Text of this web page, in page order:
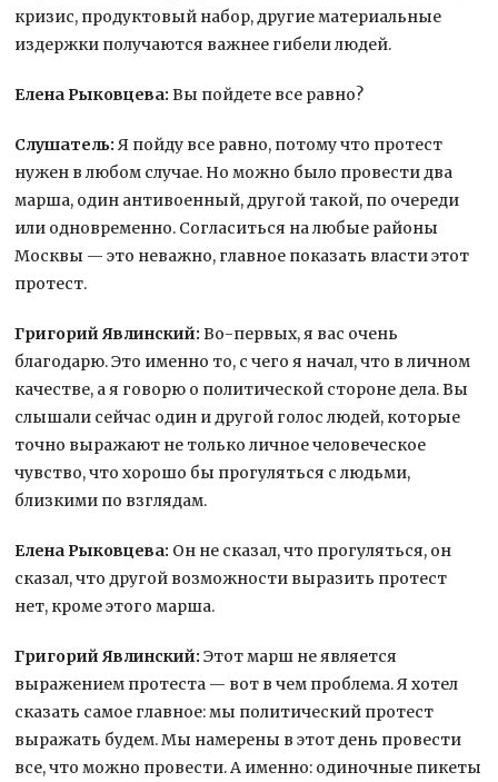
кризис, продуктовый набор, другие материальные
издержки получаются важнее гибели людей.
Елена Рыковцева: Вы пойдете все равно?
Слушатель: Я пойду все равно, потому что протест
нужен в любом случае. Но можно было провести два
марша, один антивоенный, другой такой, по очереди
или одновременно. Согласиться на любые районы
Москвы — это неважно, главное показать власти этот
протест.
Григорий Явлинский: Во-первых, я вас очень
благодарю. Это именно то, с чего я начал, что в личном
качестве, а я говорю о политической стороне дела. Вы
слышали сейчас один и другой голос людей, которые
точно выражают не только личное человеческое
чувство, что хорошо бы прогуляться с людьми,
близкими по взглядам.
Елена Рыковцева: Он не сказал, что прогуляться, он
сказал, что другой возможности выразить протест
нет, кроме этого марша.
Григорий Явлинский: Этот марш не является
выражением протеста — вот в чем проблема. Я хотел
сказать самое главное: мы политический протест
выражать будем. Мы намерены в этот день провести
все, что можно провести. А именно: одиночные пикеты